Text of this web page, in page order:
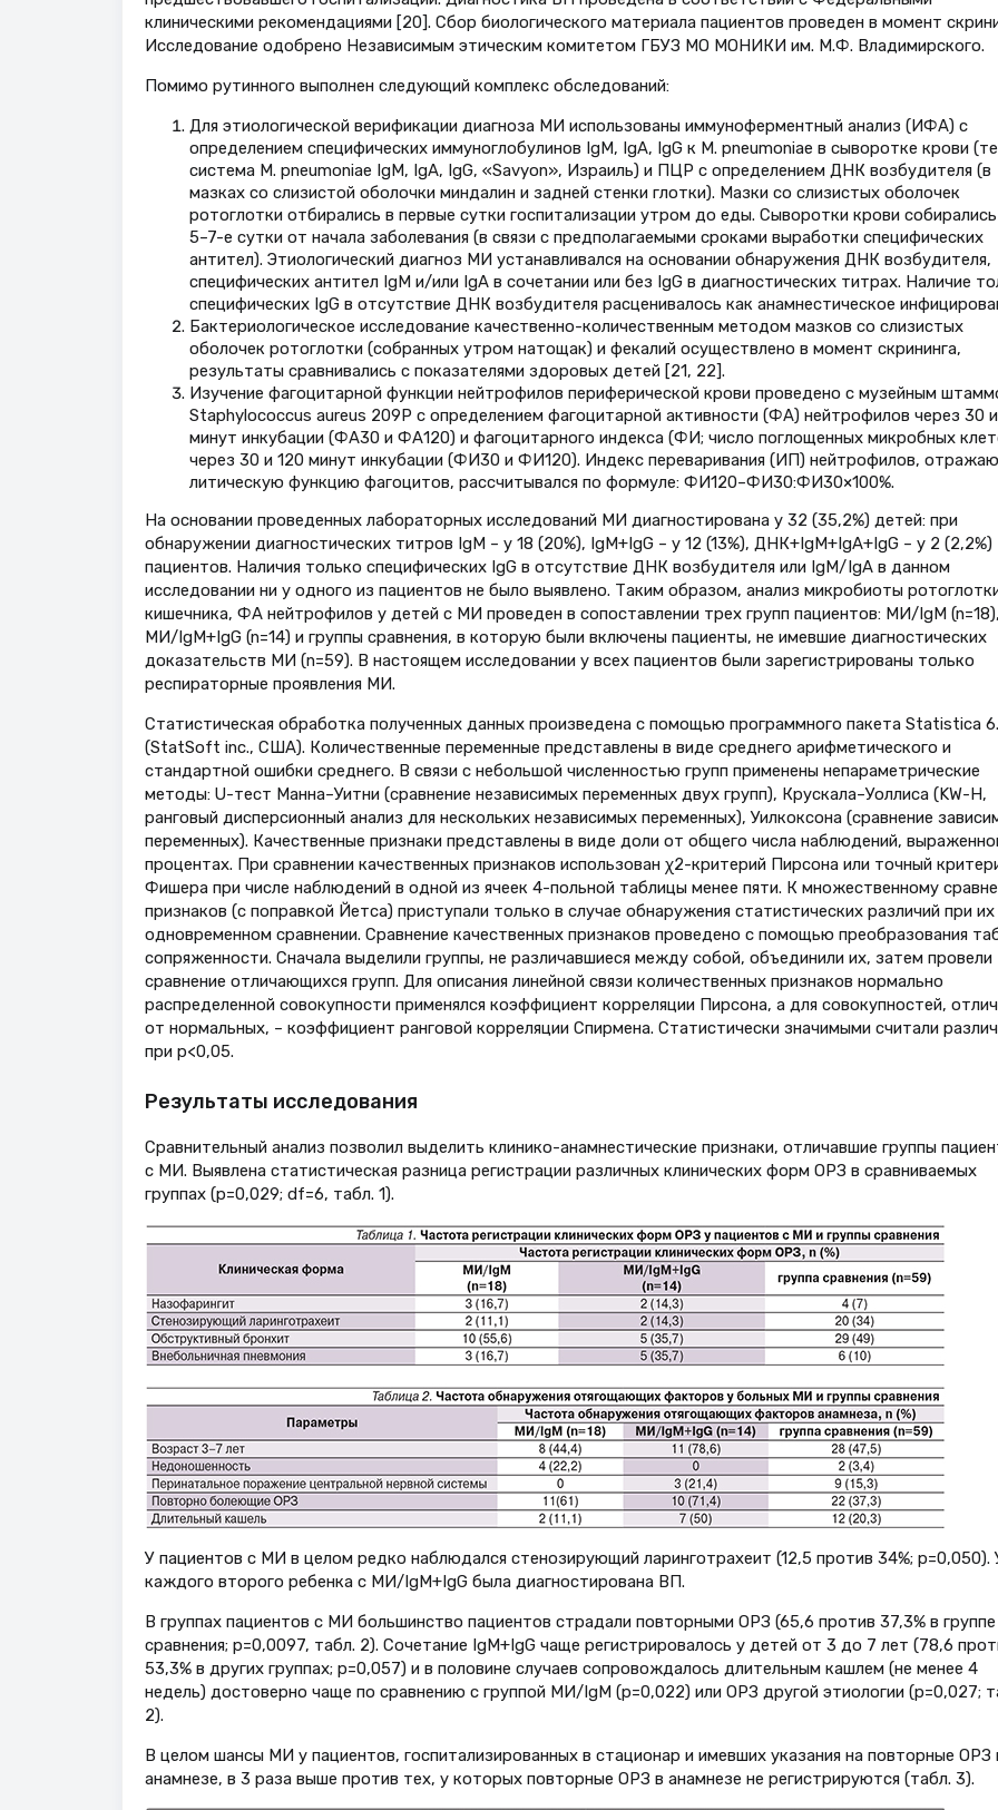
клиническими рекомендациями [20]. Сбор биологического материала пациентов проведен в момент
Исследование одобрено Независимым этическим комитетом ГБУЗ МО МОНИКИ им. М.Ф. Владимирского.
Помимо рутинного выполнен следующий комплекс обследований:
Для этиологической верификации диагноза МИ использованы иммуноферментный анализ (ИФА) с
определением специфических иммуноглобулинов IgM, IgА, IgG к M. pneumoniae в сыворотке крови
система M. pneumoniae IgM, IgА, IgG, «Savyon», Израиль) и ПЦР с определением ДНК возбудителя (в
мазках со слизистой оболочки миндалин и задней стенки глотки). Мазки со слизистых оболочек
ротоглотки отбирались в первые сутки госпитализации утром до еды. Сыворотки крови
5–7-е сутки от начала заболевания (в связи с предполагаемыми сроками выработки специфических
антител). Этиологический диагноз МИ устанавливался на основании обнаружения ДНК возбудителя,
специфических антител IgM и/или IgА в сочетании или без IgG в диагностических титрах. Наличие
специфических IgG в отсутствие ДНК возбудителя расценивалось как анамнестическое
Бактериологическое исследование качественно-количественным методом мазков со слизистых
оболочек ротоглотки (собранных утром натощак) и фекалий осуществлено в момент скрининга,
результаты сравнивались с показателями здоровых детей [21, 22].
Изучение фагоцитарной функции нейтрофилов периферической крови проведено с музейным
Staphylococcus aureus 209P с определением фагоцитарной активности (ФА) нейтрофилов через 30
минут инкубации (ФА30 и ФА120) и фагоцитарного индекса (ФИ; число поглощенных микробных
через 30 и 120 минут инкубации (ФИ30 и ФИ120). Индекс переваривания (ИП) нейтрофилов,
литическую функцию фагоцитов, рассчитывался по формуле: ФИ120–ФИ30:ФИ30×100%.
На основании проведенных лабораторных исследований МИ диагностирована у 32 (35,2%) детей: при
обнаружении диагностических титров IgM – у 18 (20%), IgM+IgG – у 12 (13%), ДНК+IgM+IgA+IgG – у 2 (2,2%)
пациентов. Наличия только специфических IgG в отсутствие ДНК возбудителя или IgM/IgA в данном
исследовании ни у одного из пациентов не было выявлено. Таким образом, анализ микробиоты
кишечника, ФА нейтрофилов у детей с МИ проведен в сопоставлении трех групп пациентов: МИ/IgM (n=18),
МИ/IgM+IgG (n=14) и группы сравнения, в которую были включены пациенты, не имевшие диагностических
доказательств МИ (n=59). В настоящем исследовании у всех пациентов были зарегистрированы только
респираторные проявления МИ.
Статистическая обработка полученных данных произведена с помощью программного пакета Statistica
(StatSoft inc., США). Количественные переменные представлены в виде среднего арифметического и
стандартной ошибки среднего. В связи с небольшой численностью групп применены непараметрические
методы: U-тест Манна–Уитни (сравнение независимых переменных двух групп), Крускала–Уоллиса (KW-H,
ранговый дисперсионный анализ для нескольких независимых переменных), Уилкоксона (сравнение
переменных). Качественные признаки представлены в виде доли от общего числа наблюдений,
процентах. При сравнении качественных признаков использован χ2-критерий Пирсона или точный
Фишера при числе наблюдений в одной из ячеек 4-польной таблицы менее пяти. К множественному
признаков (с поправкой Йетса) приступали только в случае обнаружения статистических различий при их
одновременном сравнении. Сравнение качественных признаков проведено с помощью преобразования
сопряженности. Сначала выделили группы, не различавшиеся между собой, объединили их, затем провели
сравнение отличающихся групп. Для описания линейной связи количественных признаков нормально
распределенной совокупности применялся коэффициент корреляции Пирсона, а для совокупностей,
от нормальных, – коэффициент ранговой корреляции Спирмена. Статистически значимыми считали
при р<0,05.
Результаты исследования
Сравнительный анализ позволил выделить клинико-анамнестические признаки, отличавшие группы
с МИ. Выявлена статистическая разница регистрации различных клинических форм ОРЗ в сравниваемых
группах (р=0,029; df=6, табл. 1).
У пациентов с МИ в целом редко наблюдался стенозирующий ларинготрахеит (12,5 против 34%; р=0,050).
каждого второго ребенка с МИ/IgM+IgG была диагностирована ВП.
В группах пациентов с МИ большинство пациентов страдали повторными ОРЗ (65,6 против 37,3% в группе
сравнения; р=0,0097, табл. 2). Сочетание IgM+IgG чаще регистрировалось у детей от 3 до 7 лет (78,6
53,3% в других группах; р=0,057) и в половине случаев сопровождалось длительным кашлем (не менее 4
недель) достоверно чаще по сравнению с группой МИ/IgM (р=0,022) или ОРЗ другой этиологии (р=0,027;
2).
В целом шансы МИ у пациентов, госпитализированных в стационар и имевших указания на повторные ОРЗ
анамнезе, в 3 раза выше против тех, у которых повторные ОРЗ в анамнезе не регистрируются (табл. 3).